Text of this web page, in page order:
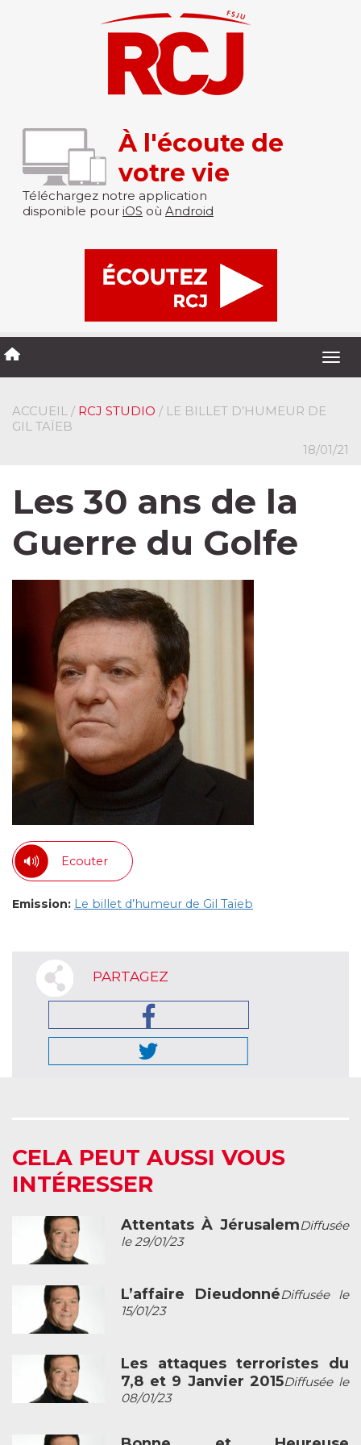
À l'écoute de
votre vie
Téléchargez notre application
disponible pour iOS où Android
ACCUEIL / RCJ STUDIO / LE BILLET D’HUMEUR DE
GIL TAÏEB
18/01/21
Les 30 ans de la
Guerre du Golfe
Ecouter
Emission: Le billet d’humeur de Gil Taïeb
PARTAGEZ
CELA PEUT AUSSI VOUS
INTÉRESSER
Attentats À JérusalemDiffusée
le 29/01/23
L’affaire DieudonnéDiffusée le
15/01/23
Les attaques terroristes du
7,8 et 9 Janvier 2015Diffusée le
08/01/23